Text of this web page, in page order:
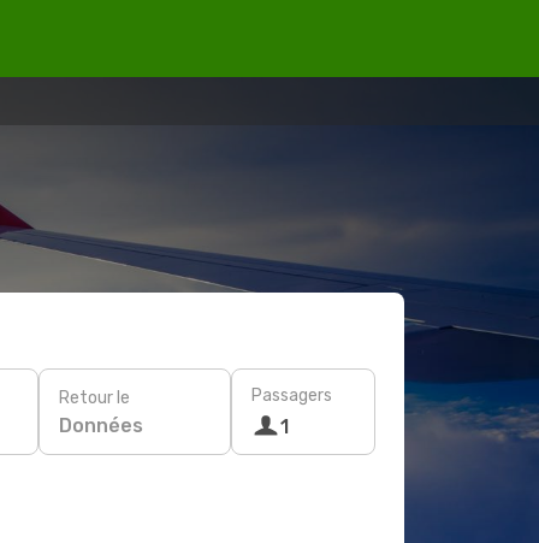
Retour le
Données
Passagers
1